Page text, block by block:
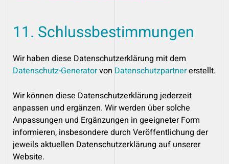
11. Schlussbestimmungen
Wir haben diese Datenschutzerklärung mit dem
Datenschutz-Generatorvon Datenschutzpartnererstellt.
Wir können diese Datenschutzerklärung jederzeit
anpassen und ergänzen. Wir werden über solche
Anpassungen und Ergänzungen in geeigneter Form
informieren, insbesondere durch Veröffentlichung der
jeweils aktuellen Datenschutzerklärung auf unserer
Website.